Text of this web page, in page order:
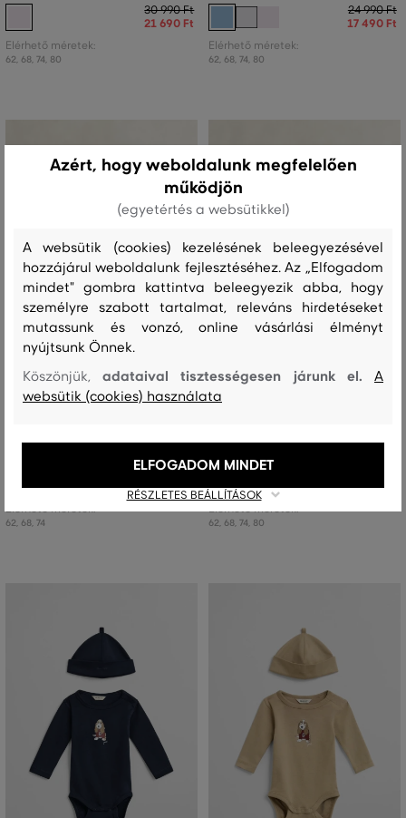
30 990 Ft
21 690 Ft
Elérhető méretek:
62 68, 74 80
24 990 Ft
17 490 Ft
Elérhető méretek:
62 68, 74 80
AKCIÓ -30%
STRIPED ROMPER
24 990 Ft
17 490 Ft
62, 68, 74
AKCIÓ -30%
DRESS AND BLOOMER SET
25 890 Ft
62, 68, 74, 80
Azért, hogy weboldalunk megfelelően
működjön
(egyetértés a websütikkel)
A websütik (cookies) kezelésének beleegyezésével
hozzájárul weboldalunk fejlesztéséhez. Az „Elfogadom
mindet" gombra kattintva beleegyezik abba, hogy
személyre szabott tartalmat, releváns hirdetéseket
mutassunk és vonzó, online vásárlási élményt
nyújtsunk Önnek.
Köszönjük,adataival tisztességesen járunk el.A
websütik (cookies) használata
RÉSZLETES BEÁLLÍTÁSOK
ELFOGADOM MINDET